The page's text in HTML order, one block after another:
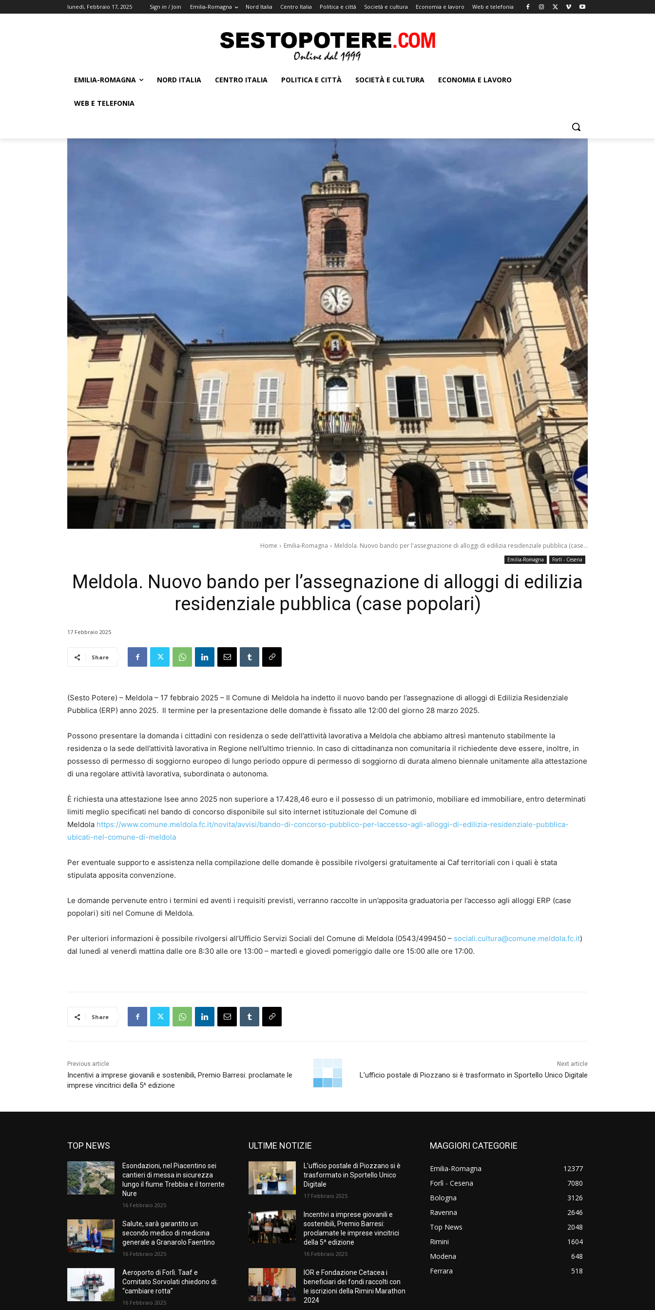
lunedì, Febbraio 17, 2025 Sign in / Join Emilia-Romagna Nord Italia Centro Italia Politica e città Società e cultura Economia e lavoro Web e telefonia
EMILIA-ROMAGNA NORD ITALIA CENTRO ITALIA POLITICA E CITTÀ SOCIETÀ E CULTURA ECONOMIA E LAVORO
WEB E TELEFONIA
Home Emilia-Romagna Meldola. Nuovo bando per l'assegnazione di alloggi di edilizia residenziale pubblica (case...
Emilia-Romagna Forlì - Cesena
Meldola. Nuovo bando per l’assegnazione di alloggi di edilizia
residenziale pubblica (case popolari)
17 Febbraio 2025
Share
(Sesto Potere) – Meldola – 17 febbraio 2025 – Il Comune di Meldola ha indetto il nuovo bando per l’assegnazione di alloggi di Edilizia Residenziale
Pubblica (ERP) anno 2025. Il termine per la presentazione delle domande è fissato alle 12:00 del giorno 28 marzo 2025.
Possono presentare la domanda i cittadini con residenza o sede dell’attività lavorativa a Meldola che abbiamo altresì mantenuto stabilmente la
residenza o la sede dell’attività lavorativa in Regione nell’ultimo triennio. In caso di cittadinanza non comunitaria il richiedente deve essere, inoltre, in
possesso di permesso di soggiorno europeo di lungo periodo oppure di permesso di soggiorno di durata almeno biennale unitamente alla attestazione
di una regolare attività lavorativa, subordinata o autonoma.
È richiesta una attestazione Isee anno 2025 non superiore a 17.428,46 euro e il possesso di un patrimonio, mobiliare ed immobiliare, entro determinati
limiti meglio specificati nel bando di concorso disponibile sul sito internet istituzionale del Comune di
Meldola https://www.comune.meldola.fc.it/novita/avvisi/bando-di-concorso-pubblico-per-laccesso-agli-alloggi-di-edilizia-residenziale-pubblica-
ubicati-nel-comune-di-meldola
Per eventuale supporto e assistenza nella compilazione delle domande è possibile rivolgersi gratuitamente ai Caf territoriali con i quali è stata
stipulata apposita convenzione.
Le domande pervenute entro i termini ed aventi i requisiti previsti, verranno raccolte in un’apposita graduatoria per l’accesso agli alloggi ERP (case
popolari) siti nel Comune di Meldola.
Per ulteriori informazioni è possibile rivolgersi all’Ufficio Servizi Sociali del Comune di Meldola (0543/499450 – sociali.cultura@comune.meldola.fc.it)
dal lunedì al venerdì mattina dalle ore 8:30 alle ore 13:00 – martedì e giovedì pomeriggio dalle ore 15:00 alle ore 17:00.
Share
Previous article
Incentivi a imprese giovanili e sostenibili, Premio Barresi: proclamate le
imprese vincitrici della 5^ edizione
Next article
L’ufficio postale di Piozzano si è trasformato in Sportello Unico Digitale
TOP NEWS
Esondazioni, nel Piacentino sei
cantieri di messa in sicurezza
lungo il fiume Trebbia e il torrente
Nure
16 Febbraio 2025
Salute, sarà garantito un
secondo medico di medicina
generale a Granarolo Faentino
16 Febbraio 2025
Aeroporto di Forlì. Taaf e
Comitato Sorvolati chiedono di:
“cambiare rotta”
16 Febbraio 2025
ULTIME NOTIZIE
L’ufficio postale di Piozzano si è
trasformato in Sportello Unico
Digitale
17 Febbraio 2025
Incentivi a imprese giovanili e
sostenibili, Premio Barresi:
proclamate le imprese vincitrici
della 5^ edizione
16 Febbraio 2025
IOR e Fondazione Cetacea i
beneficiari dei fondi raccolti con
le iscrizioni della Rimini Marathon
2024
MAGGIORI CATEGORIE
Emilia-Romagna
12377
Forlì - Cesena
7080
Bologna
3126
Ravenna
2646
Top News
2048
Rimini
1604
Modena
648
Ferrara
518